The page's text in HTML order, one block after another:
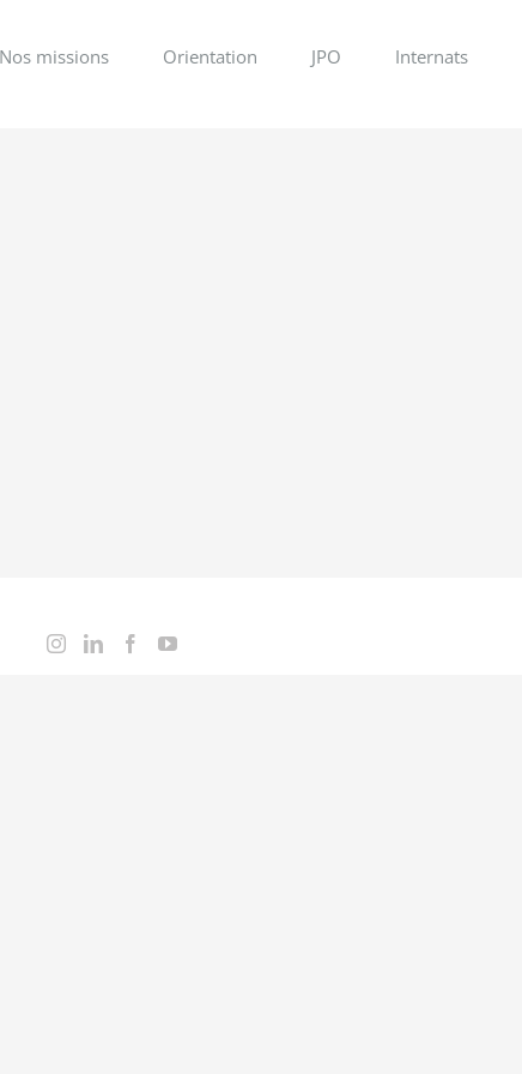
Nos missions Orientation JPO Internats